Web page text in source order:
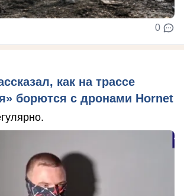
0
как на трассе
борются с дронами Hornet